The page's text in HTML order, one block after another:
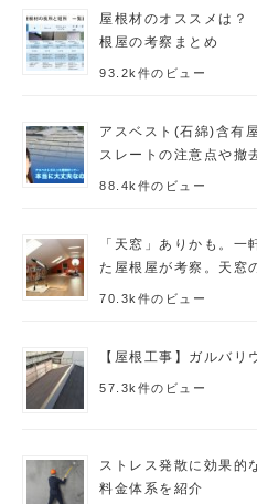
屋根材のオススメは
根屋の考察まとめ
93.2k件のビュー
アスベスト(石綿)含有
スレートの注意点や撤
88.4k件のビュー
「天窓」ありかも。一
た屋根屋が考察。天窓
70.3k件のビュー
【屋根工事】ガルバ
57.3k件のビュー
ストレス発散に効果的
料金体系を紹介